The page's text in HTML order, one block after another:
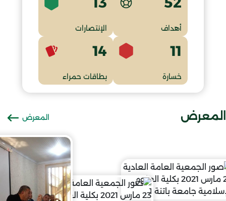
أهداف الإنتصارات
11
خسارة
14
بطاقات حمراء
المعرض المعرض